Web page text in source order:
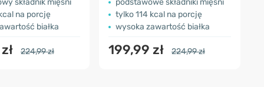
składnik mięśni
na porcję
białka
224,99 zł
podstawowe składniki mięśni
tylko 114 kcal na porcję
wysoka zawartość białka
199,99 zł 224,99 zł